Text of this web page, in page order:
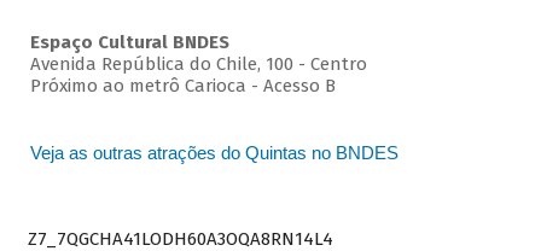
Espaço Cultural BNDES
Avenida República do Chile, 100 - Centro
Próximo ao metrô Carioca - Acesso B
Veja as outras atrações do Quintas no BNDES
Z7_7QGCHA41LODH60A3OQA8RN14L4